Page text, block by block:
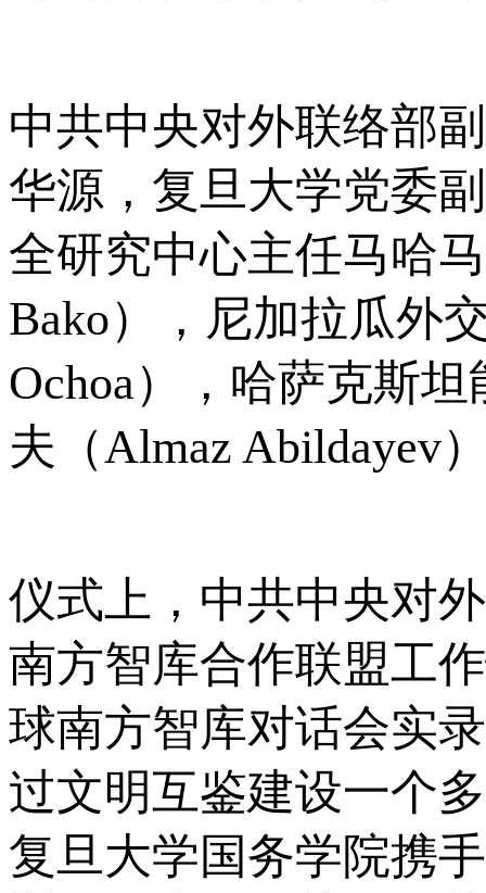
中共中央对外联络部
华源，复旦大学党委
全研究中心主任马哈马
Bako），尼加拉瓜外
Ochoa），哈萨克斯
夫（Almaz Abildayev
仪式上，中共中央对
南方智库合作联盟工
球南方智库对话会实
过文明互鉴建设一个
复旦大学国务学院携